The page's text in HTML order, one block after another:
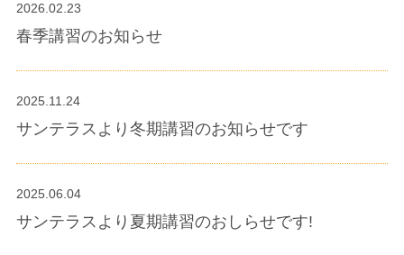
2026.02.23
春季講習のお知らせ
2025.11.24
サンテラスより冬期講習のお知らせです
2025.06.04
サンテラスより夏期講習のおしらせです!